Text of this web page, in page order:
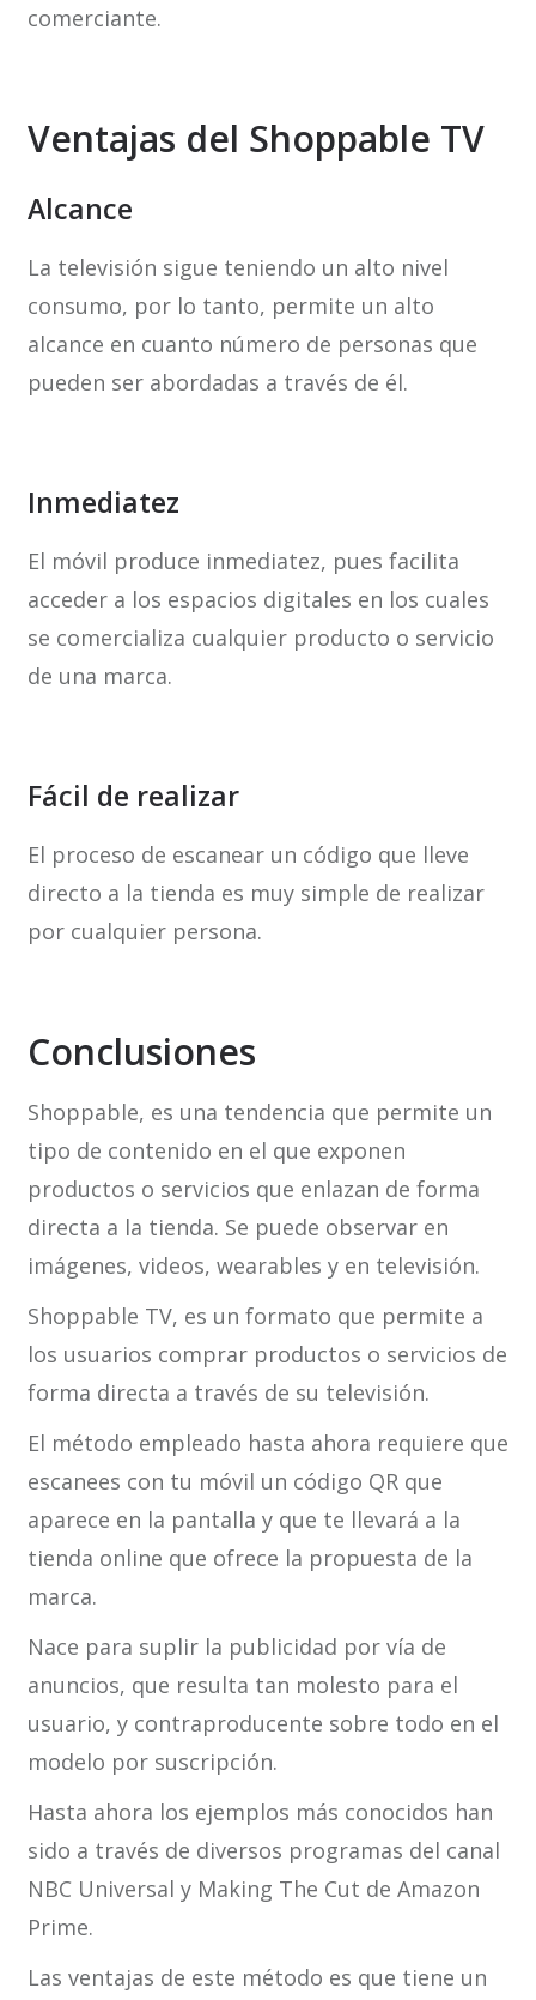
comerciante.
Ventajas del Shoppable TV
Alcance
La televisión sigue teniendo un alto nivel
consumo, por lo tanto, permite un alto
alcance en cuanto número de personas que
pueden ser abordadas a través de él.
Inmediatez
El móvil produce inmediatez, pues facilita
acceder a los espacios digitales en los cuales
se comercializa cualquier producto o servicio
de una marca.
Fácil de realizar
El proceso de escanear un código que lleve
directo a la tienda es muy simple de realizar
por cualquier persona.
Conclusiones
Shoppable, es una tendencia que permite un
tipo de contenido en el que exponen
productos o servicios que enlazan de forma
directa a la tienda. Se puede observar en
imágenes, videos, wearables y en televisión.
Shoppable TV, es un formato que permite a
los usuarios comprar productos o servicios de
forma directa a través de su televisión.
El método empleado hasta ahora requiere que
escanees con tu móvil un código QR que
aparece en la pantalla y que te llevará a la
tienda online que ofrece la propuesta de la
marca.
Nace para suplir la publicidad por vía de
anuncios, que resulta tan molesto para el
usuario, y contraproducente sobre todo en el
modelo por suscripción.
Hasta ahora los ejemplos más conocidos han
sido a través de diversos programas del canal
NBC Universal y Making The Cut de Amazon
Prime.
Las ventajas de este método es que tiene un